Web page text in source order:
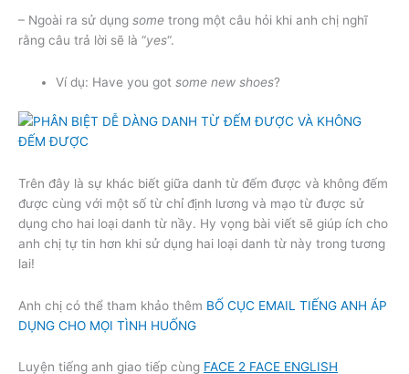
– Ngoài ra sử dụng some trong một câu hỏi khi anh chị nghĩ
rằng câu trả lời sẽ là “yes“.
Ví dụ: Have you gotsome new shoes?
Trên đây là sự khác biết giữa danh từ đếm được và không đếm
được cùng với một số từ chỉ định lương và mạo từ được sử
dụng cho hai loại danh từ nầy. Hy vọng bài viết sẽ giúp ích cho
anh chị tự tin hơn khi sử dụng hai loại danh từ này trong tương
lai!
Anh chị có thể tham khảo thêm BỐ CỤC EMAIL TIẾNG ANH ÁP
DỤNG CHO MỌI TÌNH HUỐNG
Luyện tiếng anh giao tiếp cùng FACE 2 FACE ENGLISH